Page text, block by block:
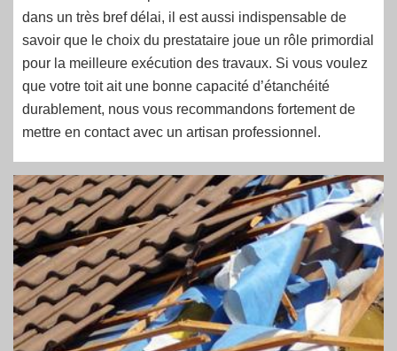
dans un très bref délai, il est aussi indispensable de
savoir que le choix du prestataire joue un rôle primordial
pour la meilleure exécution des travaux. Si vous voulez
que votre toit ait une bonne capacité d’étanchéité
durablement, nous vous recommandons fortement de
mettre en contact avec un artisan professionnel.